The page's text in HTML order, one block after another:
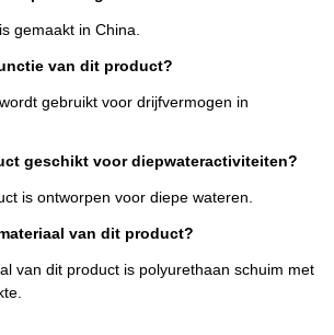
gemaakt in China.
van dit product?
gebruikt voor drijfvermogen in
geschikt voor diepwateractiviteiten?
is ontworpen voor diepe wateren.
van dit product?
van dit product is polyurethaan schuim met